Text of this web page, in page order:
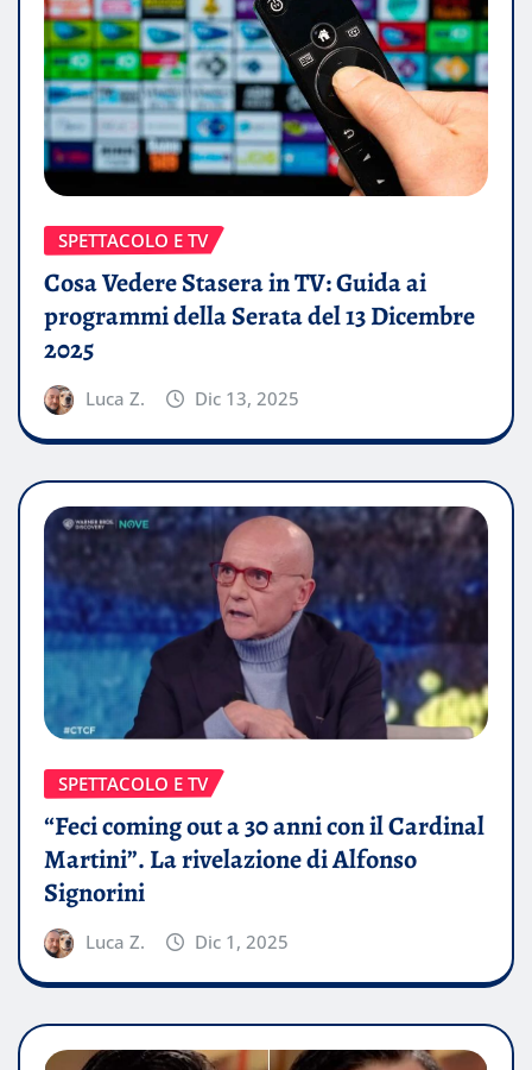
SPETTACOLO E TV
Cosa Vedere Stasera in TV: Guida ai
programmi della Serata del 13 Dicembre
2025
Luca Z. Dic 13, 2025
SPETTACOLO E TV
“Feci coming out a 30 anni con il Cardinal
Martini”. La rivelazione di Alfonso
Signorini
Luca Z. Dic 1, 2025